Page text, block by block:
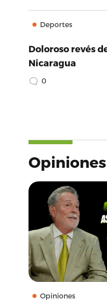
Deportes
Doloroso revés
Nicaragua
0
Opiniones
Opiniones